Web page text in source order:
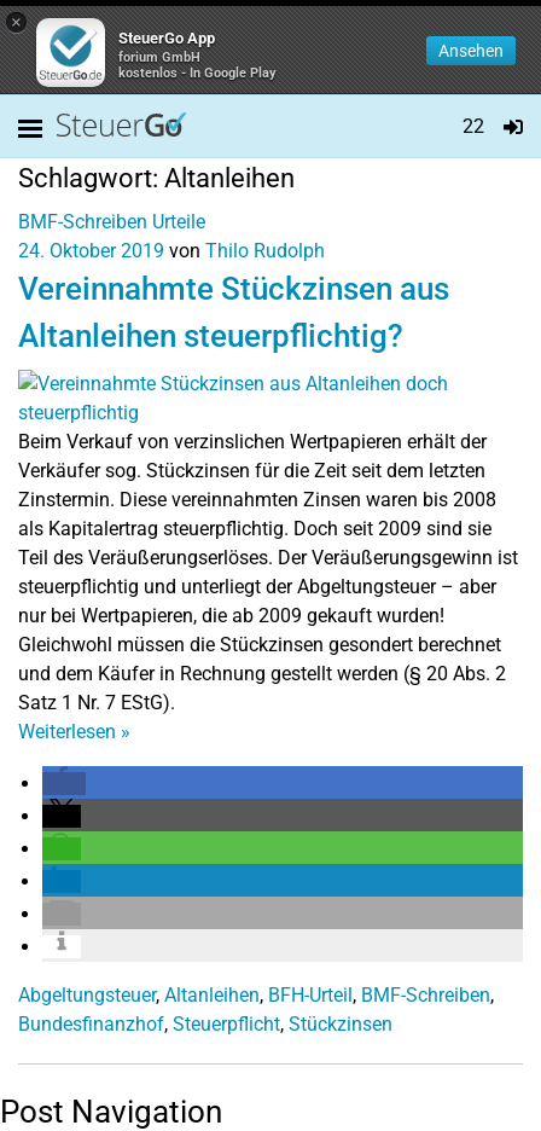
×
SteuerGo App
forium GmbH
kostenlos - In Google Play
Ansehen
22
Schlagwort: Altanleihen
BMF-Schreiben Urteile
24. Oktober 2019 von Thilo Rudolph
Vereinnahmte Stückzinsen aus
Altanleihen steuerpflichtig?
Beim Verkauf von verzinslichen Wertpapieren erhält der
Verkäufer sog. Stückzinsen für die Zeit seit dem letzten
Zinstermin. Diese vereinnahmten Zinsen waren bis 2008
als Kapitalertrag steuerpflichtig. Doch seit 2009 sind sie
Teil des Veräußerungserlöses. Der Veräußerungsgewinn ist
steuerpflichtig und unterliegt der Abgeltungsteuer – aber
nur bei Wertpapieren, die ab 2009 gekauft wurden!
Gleichwohl müssen die Stückzinsen gesondert berechnet
und dem Käufer in Rechnung gestellt werden (§ 20 Abs. 2
Satz 1 Nr. 7 EStG).
Weiterlesen »
Abgeltungsteuer, Altanleihen, BFH-Urteil, BMF-Schreiben,
Bundesfinanzhof, Steuerpflicht, Stückzinsen
Post Navigation